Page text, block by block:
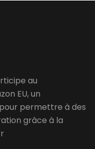
au
EU, un
permettre à des
grâce à la